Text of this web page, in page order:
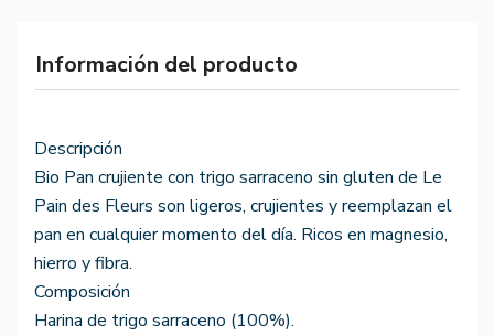
Información del producto
Descripción
Bio Pan crujiente con trigo sarraceno sin gluten de Le
Pain des Fleurs son ligeros, crujientes y reemplazan el
pan en cualquier momento del día. Ricos en magnesio,
hierro y fibra.
Composición
Harina de trigo sarraceno (100%).